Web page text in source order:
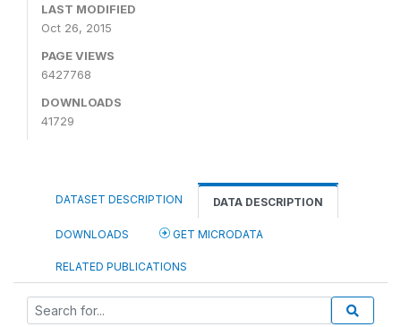
LAST MODIFIED
Oct 26, 2015
PAGE VIEWS
6427768
DOWNLOADS
41729
DATASET DESCRIPTION DATA DESCRIPTION
DOWNLOADS GET MICRODATA
RELATED PUBLICATIONS